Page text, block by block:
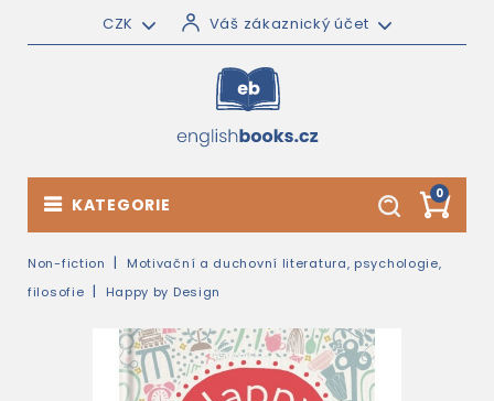
CZK Váš zákaznický účet
0
KATEGORIE
Non-fiction
Motivační a duchovní literatura, psychologie,
filosofie
Happy by Design